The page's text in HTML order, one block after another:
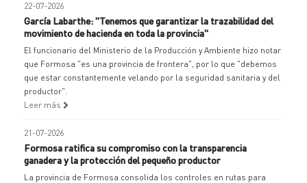
22-07-2026
García Labarthe: "Tenemos que garantizar la trazabilidad del
movimiento de hacienda en toda la provincia"
El funcionario del Ministerio de la Producción y Ambiente hizo notar
que Formosa "es una provincia de frontera", por lo que "debemos
que estar constantemente velando por la seguridad sanitaria y del
productor".
Leer más
21-07-2026
Formosa ratifica su compromiso con la transparencia
ganadera y la protección del pequeño productor
La provincia de Formosa consolida los controles en rutas para